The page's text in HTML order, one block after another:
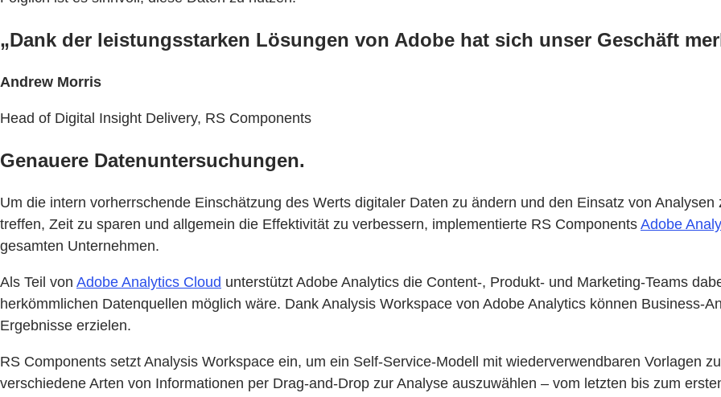
„Dank der leistungsstarken Lösungen von Adobe hat sich unser Geschäft
Andrew Morris
Head of Digital Insight Delivery, RS Components
Genauere Datenuntersuchungen.
Um die intern vorherrschende Einschätzung des Werts digitaler Daten zu ändern und den Einsatz von
treffen, Zeit zu sparen und allgemein die Effektivität zu verbessern, implementierte RS Components Adobe
gesamten Unternehmen.
Als Teil von Adobe Analytics Cloud unterstützt Adobe Analytics die Content-, Produkt- und Marketing-Teams
herkömmlichen Datenquellen möglich wäre. Dank Analysis Workspace von Adobe Analytics können Business-
Ergebnisse erzielen.
RS Components setzt Analysis Workspace ein, um ein Self-Service-Modell mit wiederverwendbaren Vorlagen
verschiedene Arten von Informationen per Drag-and-Drop zur Analyse auszuwählen – vom letzten bis zum